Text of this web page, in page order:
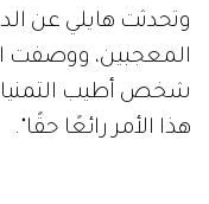
وتحدثت هايلي عن
المعجبين، ووصفت
شخص أطيب
هذا الأمر رائعًا حقًا".